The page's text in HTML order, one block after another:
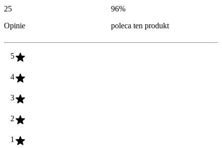
25
Opinie
96%
poleca ten produkt
5
4
3
2
1